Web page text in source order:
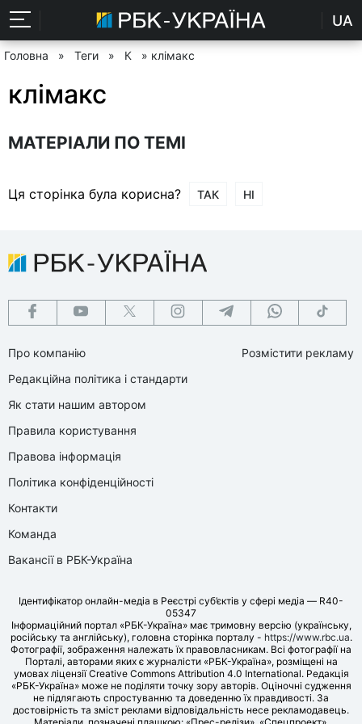
UA
Головна » Теги » К » клімакс
клімакс
МАТЕРІАЛИ ПО ТЕМІ
Ця сторінка була корисна? ТАК НІ
Про компанію
Редакційна політика і стандарти
Як стати нашим автором
Правила користування
Правова інформація
Політика конфіденційності
Контакти
Команда
Вакансії в РБК-Україна
Розмістити рекламу
Ідентифікатор онлайн-медіа в Реєстрі суб’єктів у сфері медіа — R40-
05347
Інформаційний портал «РБК-Україна» має тримовну версію (українську,
російську та англійську), головна сторінка порталу - https://www.rbc.ua.
Фотографії, зображення належать їх правовласникам. Всі фотографії на
Порталі, авторами яких є журналісти «РБК-Україна», розміщені на
умовах ліцензії Creative Commons Attribution 4.0 International. Редакція
«РБК-Україна» може не поділяти точку зору авторів. Оціночні судження
не підлягають спростуванню та доведенню їх правдивості. За
достовірність та зміст реклами відповідальність несе рекламодавець.